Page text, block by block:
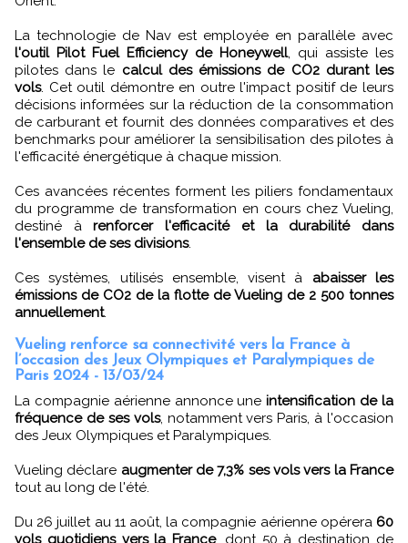
La technologie de Nav est employée en parallèle avec
l'outil Pilot Fuel Efficiency de Honeywell, qui assiste les
pilotes dans le calcul des émissions de CO2 durant les
vols. Cet outil démontre en outre l'impact positif de leurs
décisions informées sur la réduction de la consommation
de carburant et fournit des données comparatives et des
benchmarks pour améliorer la sensibilisation des pilotes à
l'efficacité énergétique à chaque mission.
Ces avancées récentes forment les piliers fondamentaux
du programme de transformation en cours chez Vueling,
destiné àrenforcer l'efficacité et la durabilité dans
l'ensemble de ses divisions.
Ces systèmes, utilisés ensemble, visent à abaisser les
émissions de CO2 de la flotte de Vueling de 2 500 tonnes
annuellement.
Vueling renforce sa connectivité vers la France à
l’occasion des Jeux Olympiques et Paralympiques de
Paris 2024 - 13/03/24
La compagnie aérienne annonce uneintensification de la
fréquence de ses vols, notamment vers Paris, à l'occasion
des Jeux Olympiques et Paralympiques.
Vueling déclare augmenter de 7,3% ses vols vers la France
tout au long de l'été.
Du 26 juillet au 11 août, la compagnie aérienne opérera 60
vols quotidiens vers la France, dont 50 à destination de